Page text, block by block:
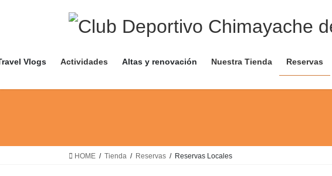
Vlogs Actividades Altas y renovación Nuestra Tienda Reservas
HOME Tienda Reservas Reservas Locales